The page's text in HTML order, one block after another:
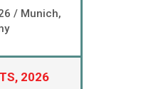
/ Munich,
2026